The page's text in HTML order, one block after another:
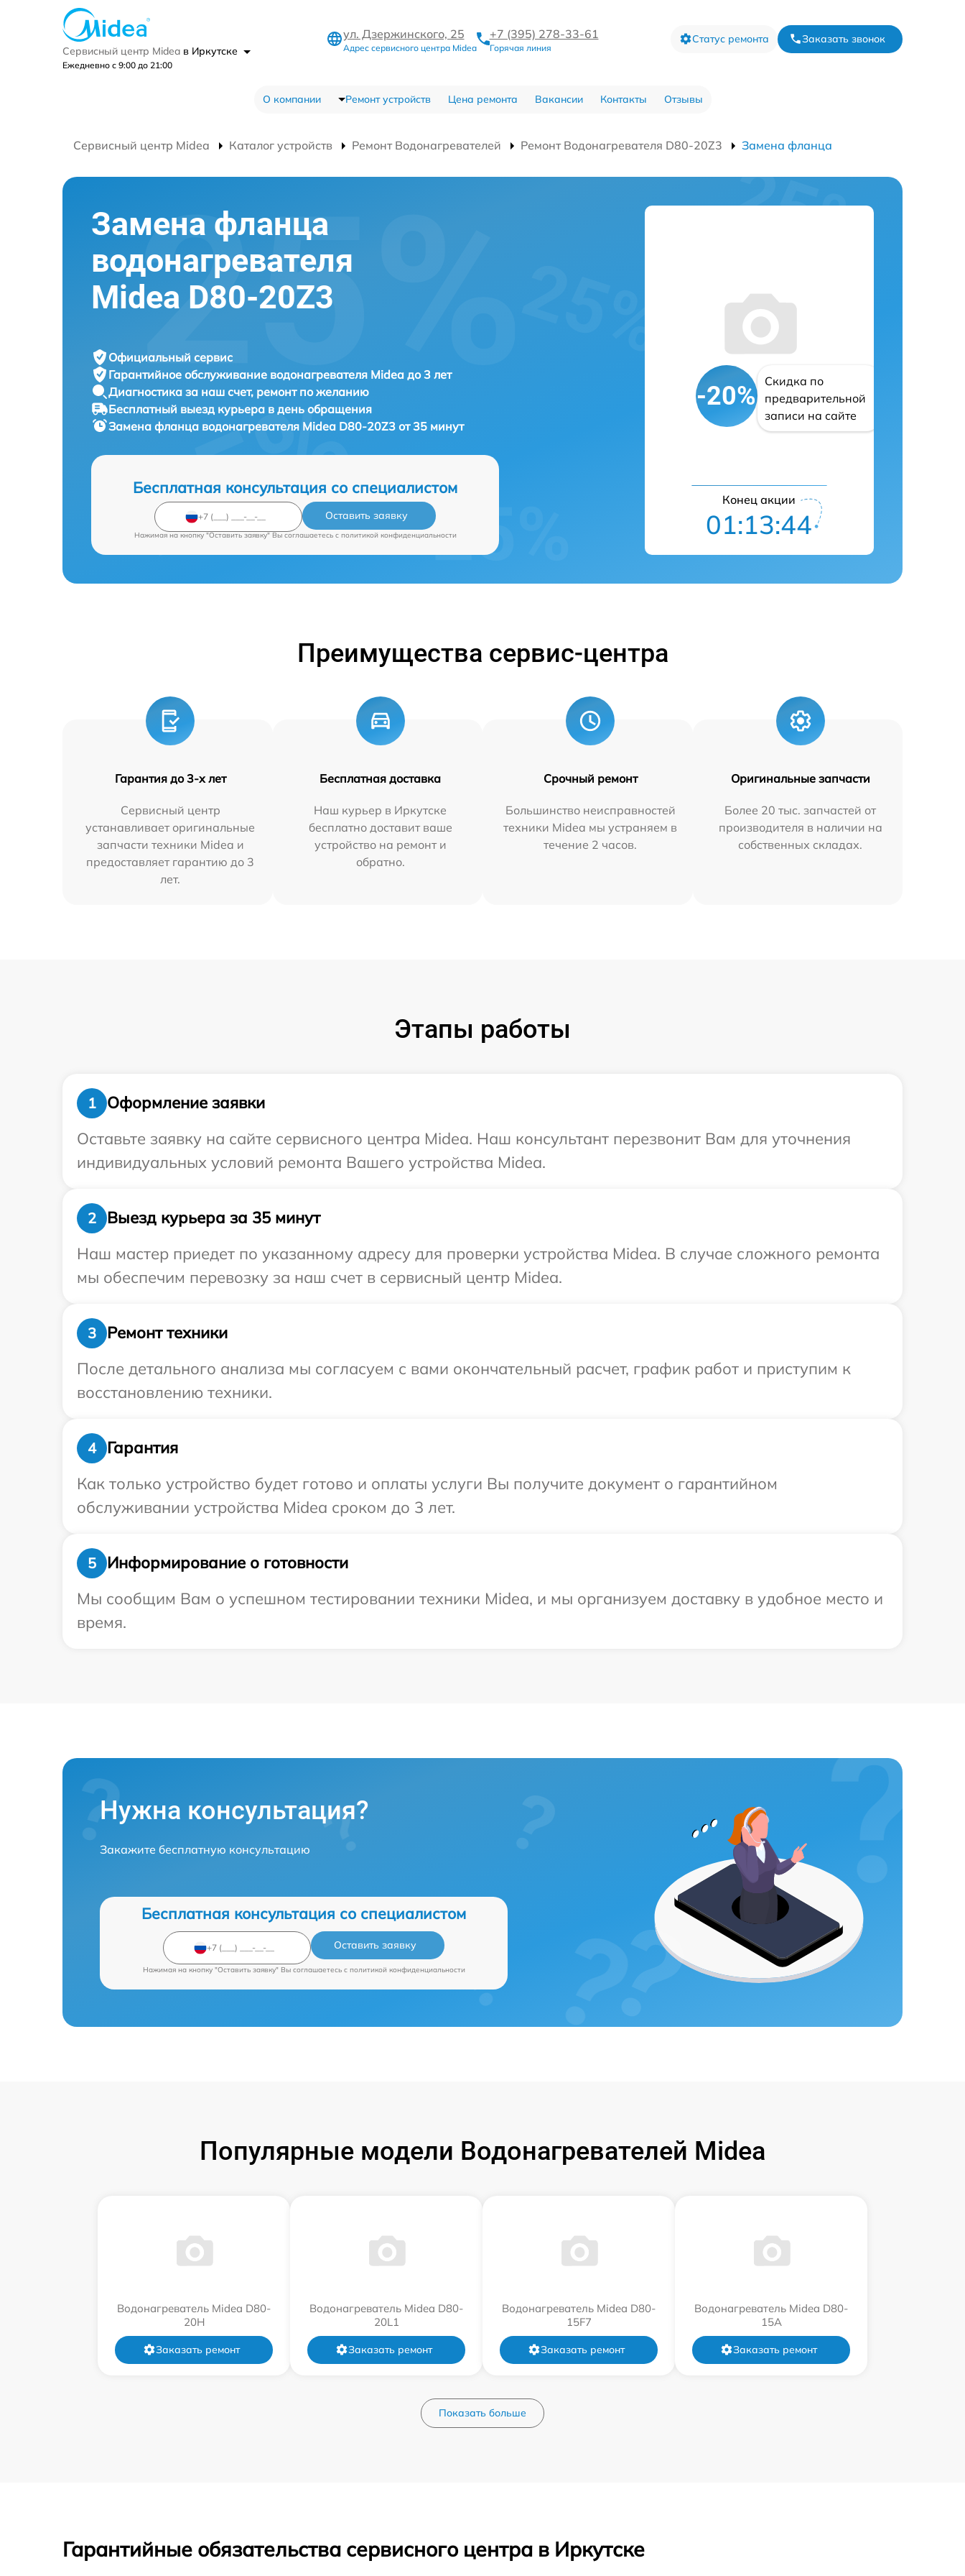
Сервисный центр Midea в Иркутске
Ежедневно с 9:00 до 21:00
ул. Дзержинского, 25
Адрес сервисного центра Midea
+7 (395) 278-33-61
Горячая линия
Статус ремонта Заказать звонок
О компании Ремонт устройств Цена ремонта Вакансии Контакты Отзывы
Сервисный центр Midea Каталог устройств Ремонт Водонагревателей Ремонт Водонагревателя D80-20Z3 Замена фланца
Замена фланца
водонагревателя
Midea D80-20Z3
Официальный сервис
Гарантийное обслуживание водонагревателя Midea до 3 лет
Диагностика за наш счет, ремонт по желанию
Бесплатный выезд курьера в день обращения
Замена фланца водонагревателя Midea D80-20Z3 от 35 минут
Бесплатная консультация со специалистом
Оставить заявку
Нажимая на кнопку "Оставить заявку" Вы соглашаетесь c политикой конфиденциальности
-20%
Скидка по
предварительной
записи на сайте
Конец акции
01:13:43
Преимущества сервис-центра
Гарантия до 3-х лет
Сервисный центр
устанавливает оригинальные
запчасти техники Midea и
предоставляет гарантию до 3
лет.
Бесплатная доставка
Наш курьер в Иркутске
бесплатно доставит ваше
устройство на ремонт и
обратно.
Срочный ремонт
Большинство неисправностей
техники Midea мы устраняем в
течение 2 часов.
Оригинальные запчасти
Более 20 тыс. запчастей от
производителя в наличии на
собственных складах.
Этапы работы
1
Оформление заявки
Оставьте заявку на сайте сервисного центра Midea. Наш консультант перезвонит Вам для уточнения
индивидуальных условий ремонта Вашего устройства Midea.
2
Выезд курьера за 35 минут
Наш мастер приедет по указанному адресу для проверки устройства Midea. В случае сложного ремонта
мы обеспечим перевозку за наш счет в сервисный центр Midea.
3
Ремонт техники
После детального анализа мы согласуем с вами окончательный расчет, график работ и приступим к
восстановлению техники.
4
Гарантия
Как только устройство будет готово и оплаты услуги Вы получите документ о гарантийном
обслуживании устройства Midea сроком до 3 лет.
5
Информирование о готовности
Мы сообщим Вам о успешном тестировании техники Midea, и мы организуем доставку в удобное место и
время.
Нужна консультация?
Закажите бесплатную консультацию
Бесплатная консультация со специалистом
Оставить заявку
Нажимая на кнопку "Оставить заявку" Вы соглашаетесь c политикой конфиденциальности
Популярные модели Водонагревателей Midea
Водонагреватель Midea D80-
20Н
Заказать ремонт
Водонагреватель Midea D80-
20L1
Заказать ремонт
Водонагреватель Midea D80-
15F7
Заказать ремонт
Водонагреватель Midea D80-
15A
Заказать ремонт
Показать больше
Гарантийные обязательства сервисного центра в Иркутске